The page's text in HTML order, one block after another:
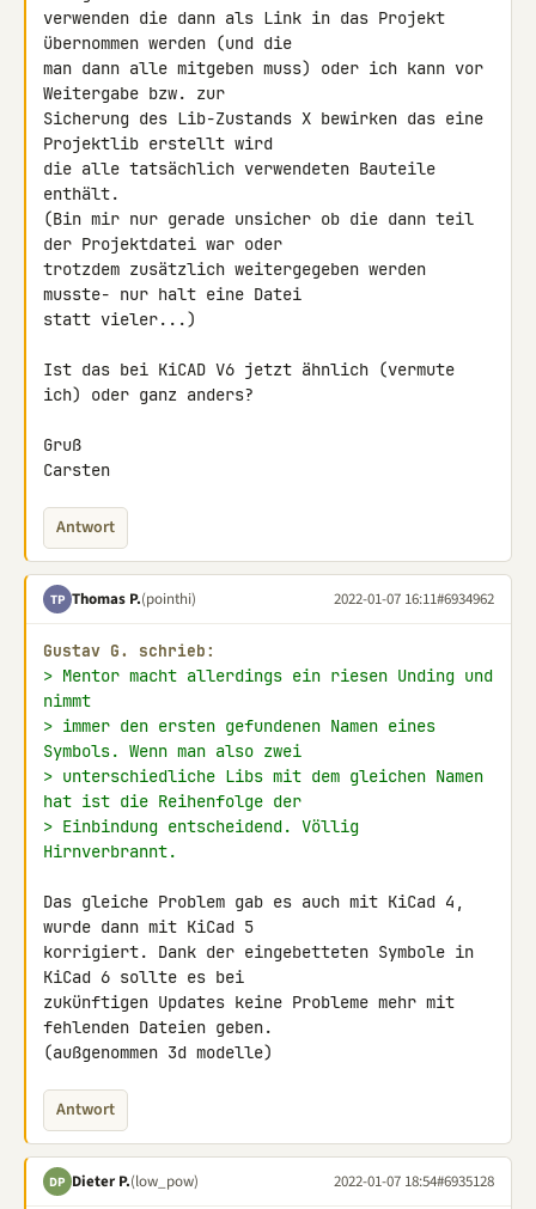
verwenden die dann als Link in das Projekt
übernommen werden (und die
man dann alle mitgeben muss) oder ich kann vor
Weitergabe bzw. zur
Sicherung des Lib-Zustands X bewirken das eine
Projektlib erstellt wird
die alle tatsächlich verwendeten Bauteile
enthält.
(Bin mir nur gerade unsicher ob die dann teil
der Projektdatei war oder
trotzdem zusätzlich weitergegeben werden
musste- nur halt eine Datei
statt vieler...)
Ist das bei KiCAD V6 jetzt ähnlich (vermute
ich) oder ganz anders?
Gruß
Carsten
Antwort
TP Thomas P.(pointhi) 2022-01-07 16:11#6934962
Gustav G. schrieb:
> Mentor macht allerdings ein riesen Unding und
nimmt
> immer den ersten gefundenen Namen eines
Symbols. Wenn man also zwei
> unterschiedliche Libs mit dem gleichen Namen
hat ist die Reihenfolge der
> Einbindung entscheidend. Völlig
Hirnverbrannt.
Das gleiche Problem gab es auch mit KiCad 4,
wurde dann mit KiCad 5
korrigiert. Dank der eingebetteten Symbole in
KiCad 6 sollte es bei
zukünftigen Updates keine Probleme mehr mit
fehlenden Dateien geben.
(außgenommen 3d modelle)
Antwort
DP Dieter P.(low_pow) 2022-01-07 18:54#6935128